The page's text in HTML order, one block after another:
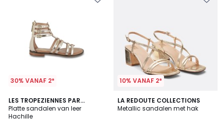
30% VANAF 2*
LES TROPEZIENNES PAR
M.BELARBI
Platte sandalen van leer
Hachille
10% VANAF 2*
LA REDOUTE COLLECTIONS
Metallic sandalen met hak
4.3
/ 5